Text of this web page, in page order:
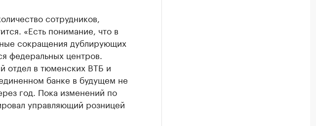
сотрудников,
«Есть понимание, что в
сокращения дублирующих
федеральных центров.
отдел в тюменских ВТБ и
банке в будущем не
год. Пока изменений по
управляющий розницей